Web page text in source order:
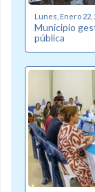
Lunes, Enero 22,
Municipio
pública